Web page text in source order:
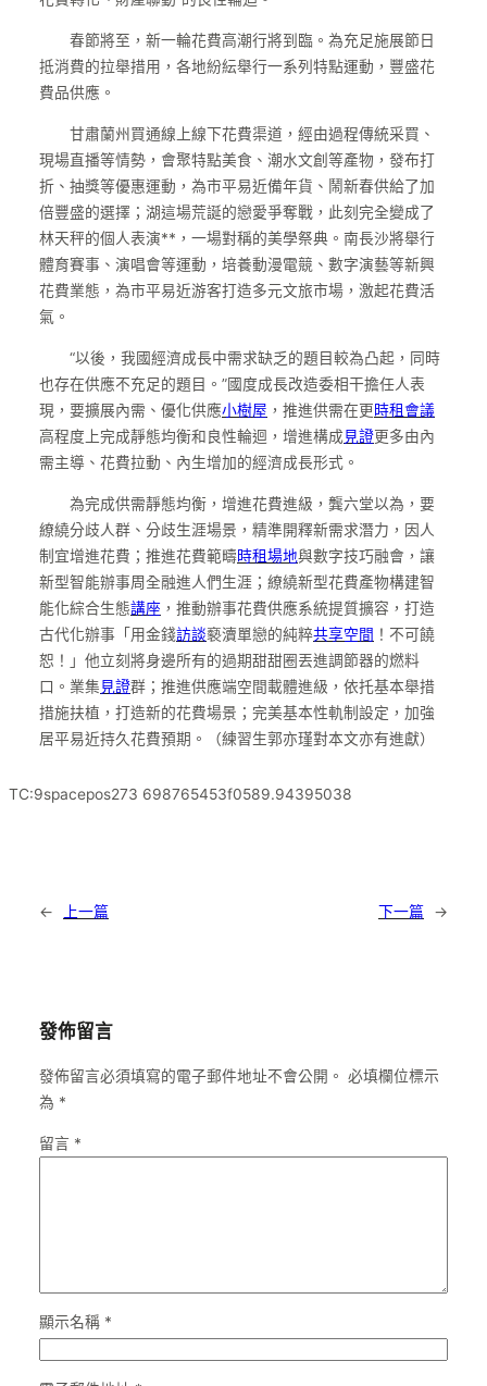
春節將至，新一輪花費高潮行將到臨。為充足施展節日
抵消費的拉舉措用，各地紛紜舉行一系列特點運動，豐盛花
費品供應。
甘肅蘭州買通線上線下花費渠道，經由過程傳統采買、
現場直播等情勢，會聚特點美食、潮水文創等產物，發布打
折、抽獎等優惠運動，為市平易近備年貨、鬧新春供給了加
倍豐盛的選擇；湖這場荒誕的戀愛爭奪戰，此刻完全變成了
林天秤的個人表演**，一場對稱的美學祭典。南長沙將舉行
體育賽事、演唱會等運動，培養動漫電競、數字演藝等新興
花費業態，為市平易近游客打造多元文旅市場，激起花費活
氣。
“以後，我國經濟成長中需求缺乏的題目較為凸起，同時
也存在供應不充足的題目。”國度成長改造委相干擔任人表
現，要擴展內需、優化供應小樹屋 ，推進供需在更時租會議
高程度上完成靜態均衡和良性輪迴，增進構成見證更多由內
需主導、花費拉動、內生增加的經濟成長形式。
為完成供需靜態均衡，增進花費進級，龔六堂以為，要
繚繞分歧人群、分歧生涯場景，精準開釋新需求潛力，因人
制宜增進花費；推進花費範疇時租場地與數字技巧融會，讓
新型智能辦事周全融進人們生涯；繚繞新型花費產物構建智
能化綜合生態講座 ，推動辦事花費供應系統提質擴容，打造
古代化辦事「用金錢訪談褻瀆單戀的純粹共享空間 ！不可饒
恕！」他立刻將身邊所有的過期甜甜圈丟進調節器的燃料
口。業集見證群；推進供應端空間載體進級，依托基本舉措
措施扶植，打造新的花費場景；完美基本性軌制設定，加強
居平易近持久花費預期。（練習生郭亦瑾對本文亦有進獻）
TC:9spacepos273 698765453f0589.94395038
← 上一篇 下一篇 →
發佈留言
發佈留言必須填寫的電子郵件地址不會公開。 必填欄位標示
為 *
留言 *
顯示名稱 *